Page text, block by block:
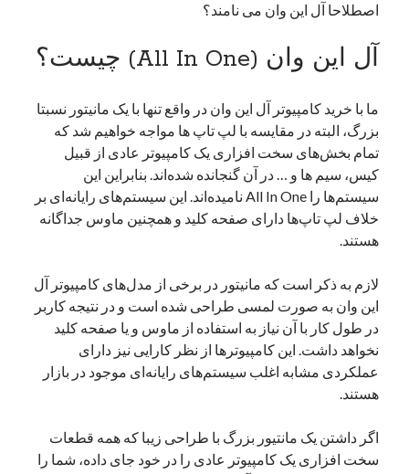
آوریل 2025
دسامبر 2024
نوامبر 2024
اکتبر 2024
سپتامبر 2024
آگوست 2024
جولای 2024
آوریل 2024
مارس 2024
فوریه 2024
ژانویه 2024
دسامبر 2023
سپتامبر 2023
آگوست 2023
اصطلاحا آل این وان می نامند؟
آل این وان (All In One) چیست؟
ما با خرید کامپیوتر آل این وان در واقع تنها با یک مانیتور نسبتا
بزرگ، البته در مقایسه با لپ تاپ ها مواجه خواهیم شد که
تمام بخش‌های سخت افزاری یک کامپیوتر عادی از قبیل
کیس، سیم ها و … در آن گنجانده شده‌اند. بنابراین این
سیستم‌ها را All In One نامیده‌اند. این سیستم‌های رایانه‌ای بر
خلاف لپ تاپ‌ها دارای صفحه کلید و همچنین ماوس جداگانه
هستند.
لازم به ذکر است که مانیتور در برخی از مدل‌های کامپیوتر آل
این وان به صورت لمسی طراحی شده‌ است و در نتیجه کاربر
در طول کار با آن نیاز به استفاده از ماوس و یا صفحه کلید
نخواهد داشت. این کامپیوترها از نظر کارایی نیز دارای
عملکردی مشابه اغلب سیستم‌های رایانه‌ای موجود در بازار
هستند.
اگر داشتن یک مانتیور بزرگ با طراحی زیبا که همه قطعات
سخت افزاری یک کامپیوتر عادی را در خود جای داده، شما را